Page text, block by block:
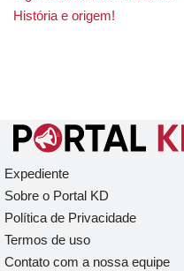
História e origem!
Expediente
Sobre o Portal KD
Política de Privacidade
Termos de uso
Contato com a nossa equipe